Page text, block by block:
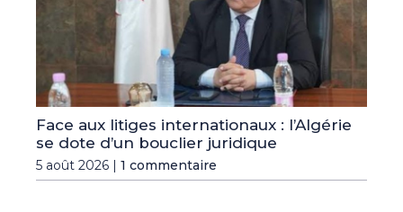
Face aux litiges internationaux : l’Algérie
se dote d’un bouclier juridique
5 août 2026 | 1 commentaire